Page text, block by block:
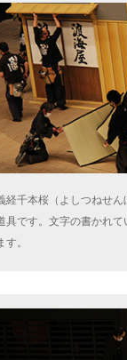
経千本桜（よしつねせ
具です。文字の書かれ
す。